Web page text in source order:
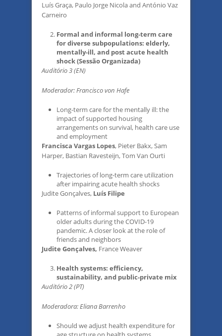
Luís Graça, Paulo Jorge Nicola and António Vaz
Carneiro
Formal and informal long-term care
for diverse subpopulations: elderly,
mentally-ill, and post acute health
shock (Sessão Organizada)
Auditório 3 (EN)
Moderador: Francisco von Hafe
Long-term care for the mentally ill: the
impact of supported housing
arrangements on survival, health care use
and employment
Francisca Vargas Lopes, Pieter Bakx, Sam
Harper, Bastian Ravesteijn, Tom Van Ourti
Trajectories of long-term care utilization
after impairing acute health shocks
Judite Gonçalves, Luís Filipe
Patterns of informal support to European
older adults during the COVID-19
pandemic. A closer look at the role of
friends and neighbors
Judite Gonçalves, France Weaver
Health systems: efficiency,
sustainability, and public-private mix
Auditório 2 (PT)
Moderadora: Eliana Barrenho
Should we adjust health expenditure for